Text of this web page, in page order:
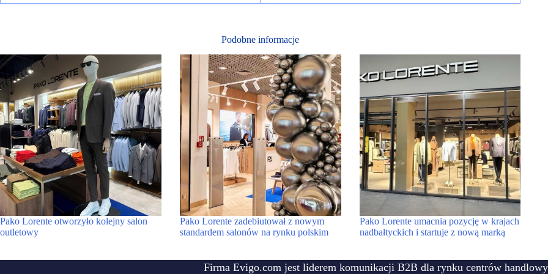
Podobne informacje
Pako Lorente otworzyło kolejny salon
outletowy
Pako Lorente zadebiutował z nowym
standardem salonów na rynku polskim
Pako Lorente umacnia pozycję w krajach
nadbałtyckich i startuje z nową marką
Firma Evigo.com jest liderem komunikacji B2B dla rynku centrów